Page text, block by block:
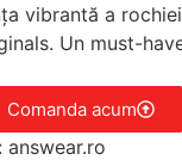
vibrantă a
Un must-
Comanda acum
answear.ro